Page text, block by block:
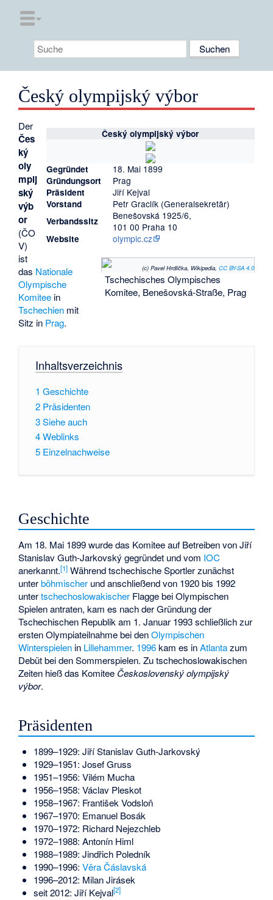
Český olympijský výbor
Český olympijský výbor
Gegründet 18. Mai 1899
Gründungsort Prag
Präsident Jiří Kejval
Vorstand Petr Graclík (Generalsekretär)
Verbandssitz
Benešovská 1925/6,
101 00 Praha 10
Website olympic.cz
(c) Pavel Hrdlička, Wikipedia, CC BY-SA 4.0
Tschechisches Olympisches
Komitee, Benešovská-Straße, Prag
Der
Čes
ký
oly
mpij
ský
výb
or
(ČO
V)
ist
das Nationale
Olympische
Komitee in
Tschechien mit
Sitz in Prag.
Inhaltsverzeichnis
1 Geschichte
2 Präsidenten
3Siehe auch
4Weblinks
5 Einzelnachweise
Geschichte
Am 18. Mai 1899 wurde das Komitee auf Betreiben vonJiří
Stanislav Guth-Jarkovský gegründet und vom IOC
anerkannt.[1] Während tschechische Sportler zunächst
unterböhmischer und anschließend von 1920 bis 1992
untertschechoslowakischer Flagge bei Olympischen
Spielen antraten, kam es nach der Gründung der
Tschechischen Republik am 1. Januar 1993 schließlich zur
ersten Olympiateilnahme bei denOlympischen
Winterspielen in Lillehammer. 1996kam es inAtlantazum
Debüt bei den Sommerspielen. Zu tschechoslowakischen
Zeiten hieß das Komitee Československý olympijský
výbor.
Präsidenten
1899–1929: Jiří Stanislav Guth-Jarkovský
1929–1951: Josef Gruss
1951–1956: Vilém Mucha
1956–1958: Václav Pleskot
1958–1967: František Vodsloň
1967–1970: Emanuel Bosák
1970–1972: Richard Nejezchleb
1972–1988: Antonín Himl
1988–1989: Jindřich Poledník
1990–1996: Věra Čáslavská
1996–2012: Milan Jirásek
seit 2012: Jiří Kejval[2]